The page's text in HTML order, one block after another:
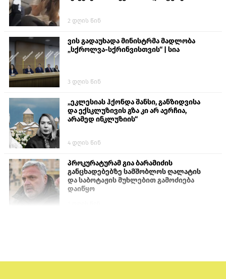
2 დღის წინ
ვის გადაუხადა მინისტრმა მადლობა
„სქროლვა-სქრინვისთვის“ | სია
3 დღის წინ
„ეკლესიას ჰქონდა შანსი, განზიდვისა
და ექსკლუზივის გზა კი არ აერჩია,
არამედ ინკლუზიის“
4 დღის წინ
პროკურატურამ გია ბარამიძის
განცხადებებზე სამშობლოს ღალატის
და საბოტაჟის მუხლებით გამოძიება
დაიწყო